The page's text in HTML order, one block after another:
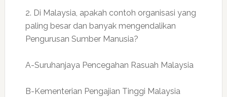
2. Di Malaysia, apakah contoh organisasi yang
paling besar dan banyak mengendalikan
Pengurusan Sumber Manusia?
A-Suruhanjaya Pencegahan Rasuah Malaysia
B-Kementerian Pengajian Tinggi Malaysia